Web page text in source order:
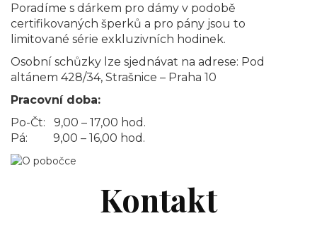
Poradíme s dárkem pro dámy v podobě
certifikovaných šperků a pro pány jsou to
limitované série exkluzivních hodinek.
Osobní schůzky lze sjednávat na adrese: Pod
altánem 428/34, Strašnice – Praha 10
Pracovní doba:
Po-Čt: 9,00 – 17,00 hod.
Pá: 9,00 – 16,00 hod.
Kontakt